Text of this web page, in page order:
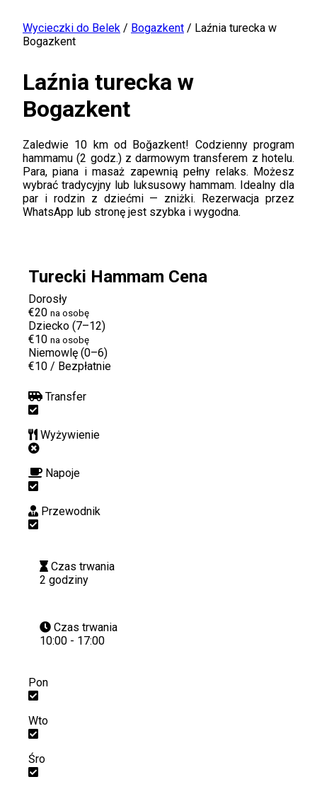
Wycieczki do Belek / Bogazkent / Laźnia turecka w
Bogazkent
Laźnia turecka w
Bogazkent
Zaledwie 10 km od Boğazkent! Codzienny program
hammamu (2 godz.) z darmowym transferem z hotelu.
Para, piana i masaż zapewnią pełny relaks. Możesz
wybrać tradycyjny lub luksusowy hammam. Idealny dla
par i rodzin z dziećmi — zniżki. Rezerwacja przez
WhatsApp lub stronę jest szybka i wygodna.
Turecki Hammam Cena
Dorosły
€20 na osobę
Dziecko (7–12)
€10 na osobę
Niemowlę (0–6)
€10 / Bezpłatnie
Transfer
Wyżywienie
Napoje
Przewodnik
Czas trwania
2 godziny
Czas trwania
10:00 - 17:00
Pon
Wto
Śro